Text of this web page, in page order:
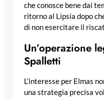
che conosce bene dai
ritorno al Lipsia dopo
di non esercitare il
Un’operazione
Spalletti
L’interesse per Elmas
una strategia precisa